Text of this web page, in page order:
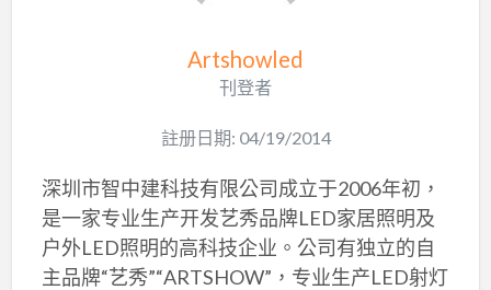
Artshowled
刊登者
註册日期: 04/19/2014
深圳市智中建科技有限公司成立于2006年初，
是一家专业生产开发艺秀品牌LED家居照明及
户外LED照明的高科技企业。公司有独立的自
主品牌“艺秀”“ARTSHOW”，专业生产LED射灯